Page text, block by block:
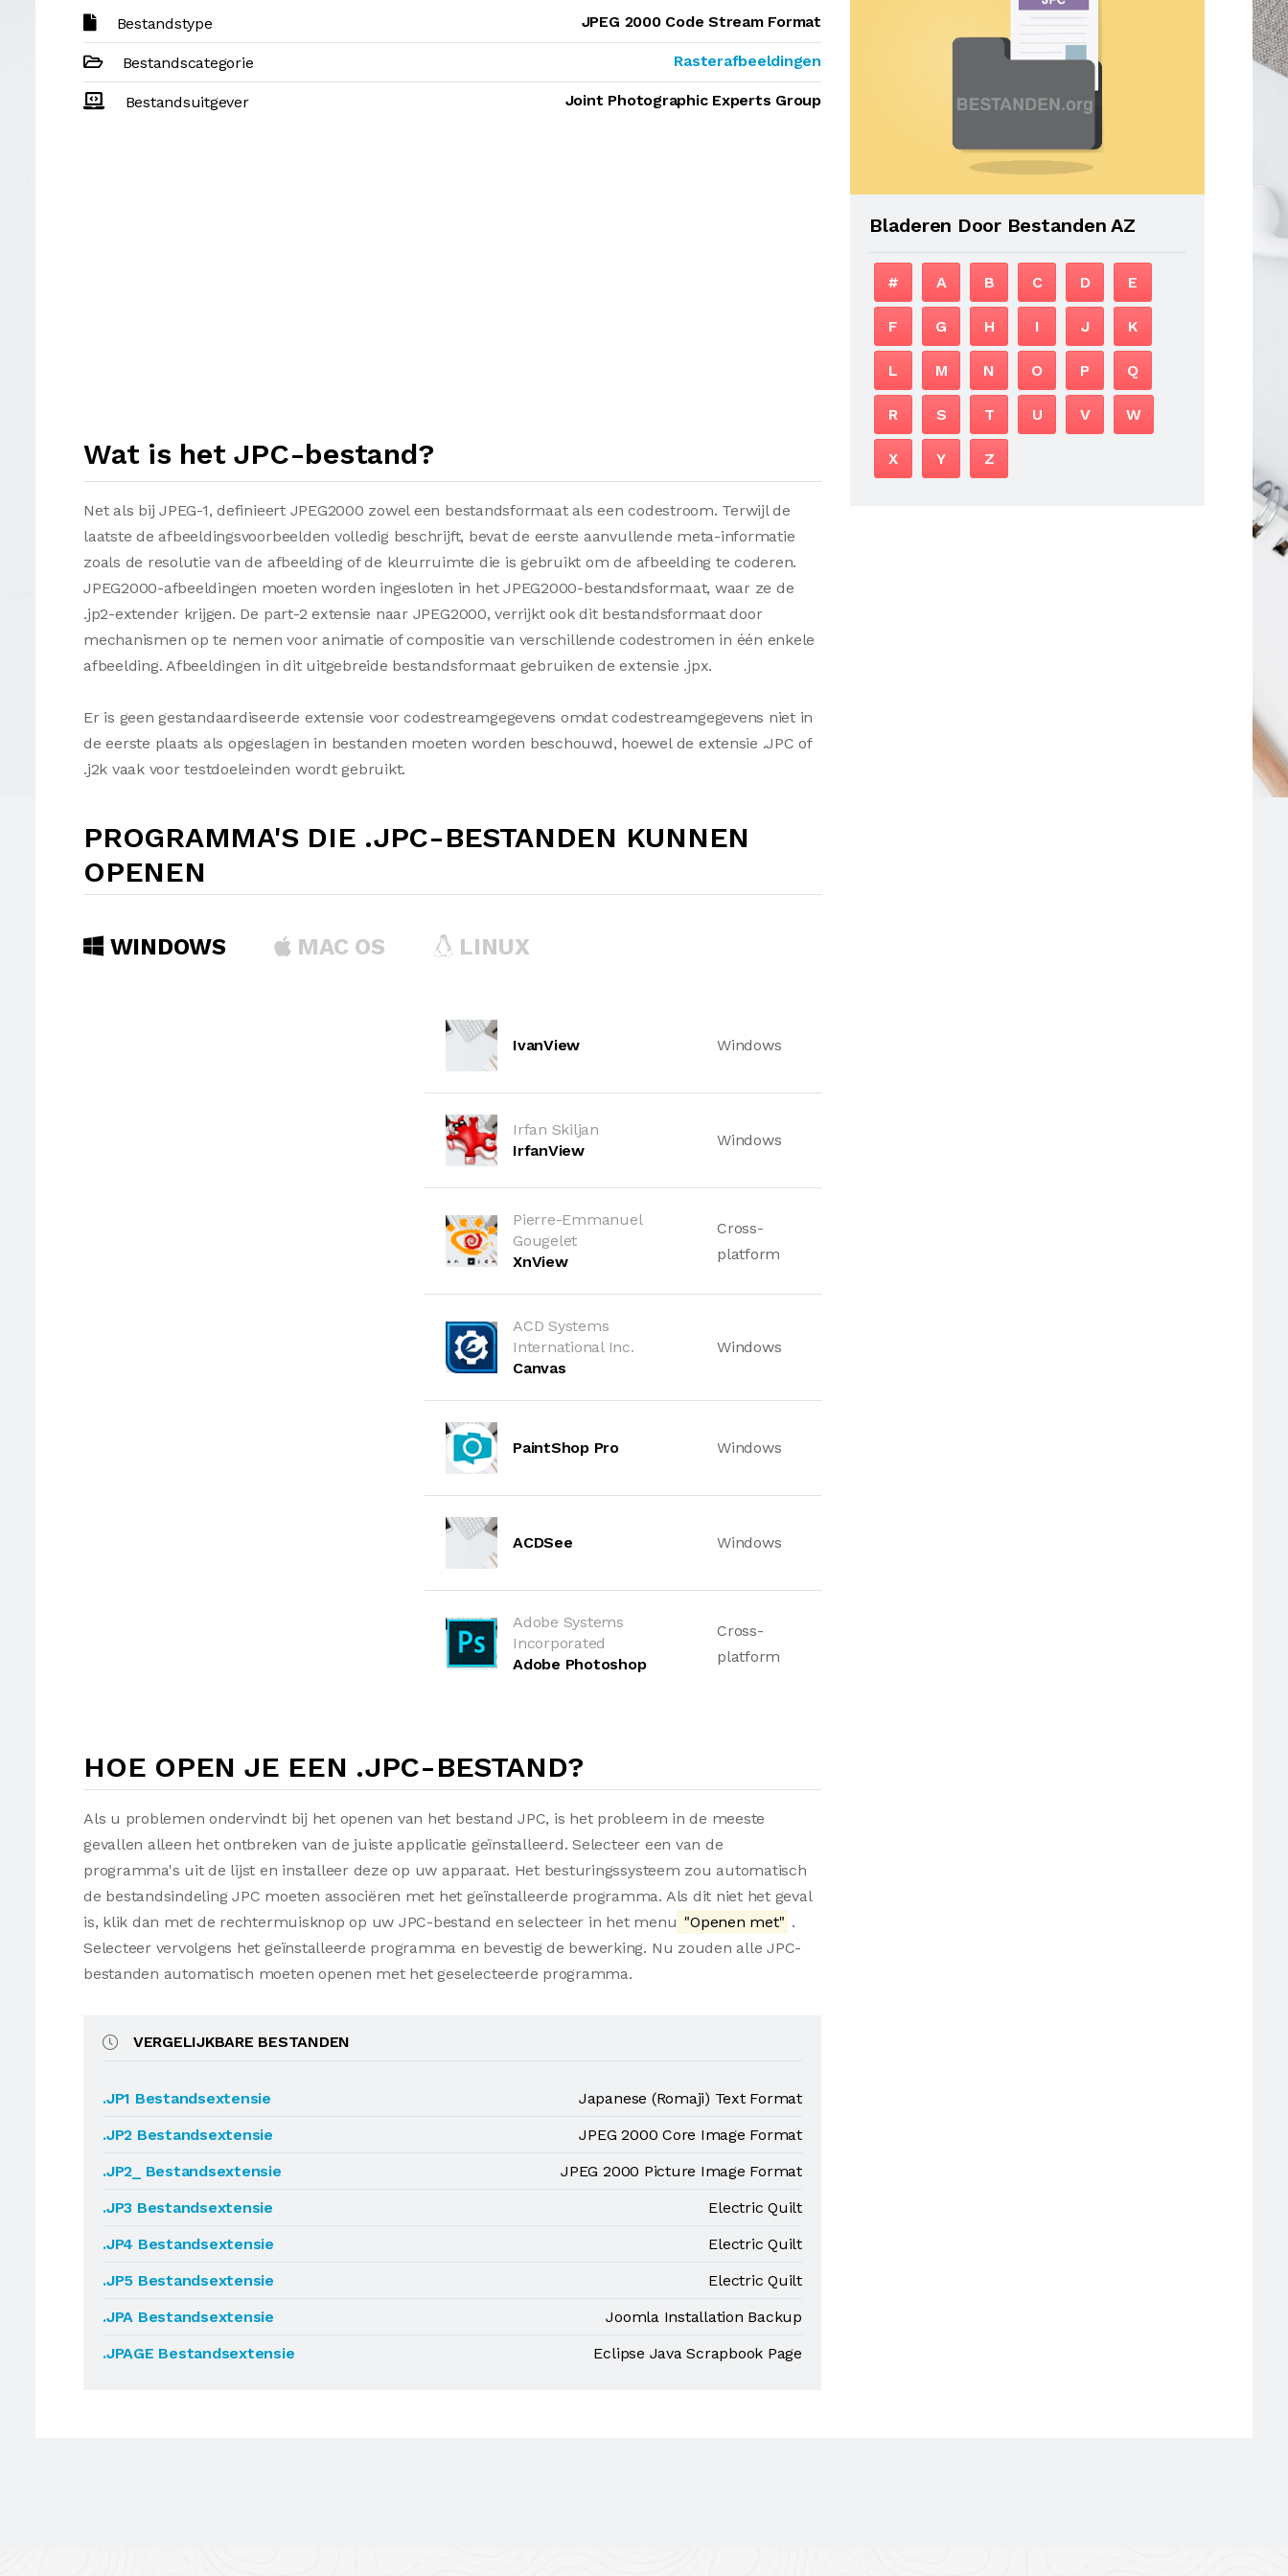
Bestandstype JPEG 2000 Code Stream Format
Bestandscategorie Rasterafbeeldingen
Bestandsuitgever Joint Photographic Experts Group
Wat is het JPC-bestand?
Net als bij JPEG-1, definieert JPEG2000 zowel een bestandsformaat als een codestroom. Terwijl de
laatste de afbeeldingsvoorbeelden volledig beschrijft, bevat de eerste aanvullende meta-informatie
zoals de resolutie van de afbeelding of de kleurruimte die is gebruikt om de afbeelding te coderen.
JPEG2000-afbeeldingen moeten worden ingesloten in het JPEG2000-bestandsformaat, waar ze de
.jp2-extender krijgen. De part-2 extensie naar JPEG2000, verrijkt ook dit bestandsformaat door
mechanismen op te nemen voor animatie of compositie van verschillende codestromen in één enkele
afbeelding. Afbeeldingen in dit uitgebreide bestandsformaat gebruiken de extensie .jpx.
Er is geen gestandaardiseerde extensie voor codestreamgegevens omdat codestreamgegevens niet in
de eerste plaats als opgeslagen in bestanden moeten worden beschouwd, hoewel de extensie .JPC of
.j2k vaak voor testdoeleinden wordt gebruikt.
PROGRAMMA'S DIE .JPC-BESTANDEN KUNNEN
OPENEN
WINDOWS MAC OS LINUX
IvanView Windows
Irfan Skiljan
IrfanView
Windows
Pierre-Emmanuel
Gougelet
XnView
Cross-
platform
ACD Systems
International Inc.
Canvas
Windows
PaintShop Pro Windows
ACDSee Windows
Adobe Systems
Incorporated
Adobe Photoshop
Cross-
platform
HOE OPEN JE EEN .JPC-BESTAND?
Als u problemen ondervindt bij het openen van het bestand JPC, is het probleem in de meeste
gevallen alleen het ontbreken van de juiste applicatie geïnstalleerd. Selecteer een van de
programma's uit de lijst en installeer deze op uw apparaat. Het besturingssysteem zou automatisch
de bestandsindeling JPC moeten associëren met het geïnstalleerde programma. Als dit niet het geval
is, klik dan met de rechtermuisknop op uw JPC-bestand en selecteer in het menu "Openen met" .
Selecteer vervolgens het geïnstalleerde programma en bevestig de bewerking. Nu zouden alle JPC-
bestanden automatisch moeten openen met het geselecteerde programma.
VERGELIJKBARE BESTANDEN
.JP1 Bestandsextensie
Japanese (Romaji) Text Format
.JP2 Bestandsextensie
JPEG 2000 Core Image Format
.JP2_ Bestandsextensie
JPEG 2000 Picture Image Format
.JP3 Bestandsextensie
Electric Quilt
.JP4 Bestandsextensie
Electric Quilt
.JP5 Bestandsextensie
Electric Quilt
.JPA Bestandsextensie
Joomla Installation Backup
.JPAGE Bestandsextensie
Eclipse Java Scrapbook Page
Bladeren Door Bestanden AZ
# A B C D E
F G H I J K
L M N O P Q
R S T U V W
X Y Z